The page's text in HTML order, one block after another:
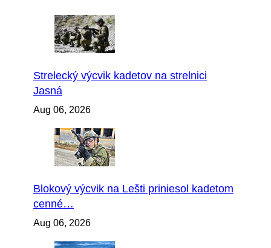
Strelecký výcvik kadetov na strelnici
Jasná
Aug 06, 2026
Blokový výcvik na Lešti priniesol kadetom
cenné…
Aug 06, 2026